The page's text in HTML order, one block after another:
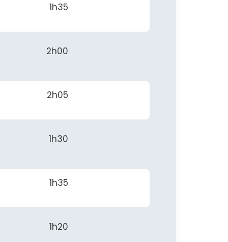
1h35
2h00
2h05
1h30
1h35
1h20